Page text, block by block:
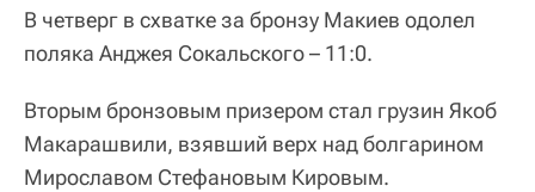
В четверг в схватке за бронзу Макиев одолел
поляка Анджея Сокальского – 11:0.
Вторым бронзовым призером стал грузин Якоб
Макарашвили, взявший верх над болгарином
Мирославом Стефановым Кировым.